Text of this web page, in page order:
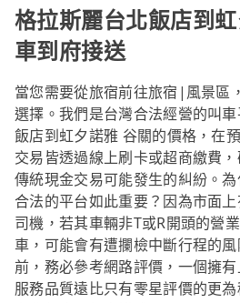
格拉斯麗台北飯店到
車到府接送
當您需要從旅宿前往旅宿|風景
選擇。我們是台灣合法經營的叫
飯店到虹夕諾雅 谷關的價格，在
交易皆透過線上刷卡或超商繳費
傳統現金交易可能發生的糾紛。
合法的平台如此重要？因為市面
司機，若其車輛非T或R開頭的營
車，可能會有遭攔檢中斷行程的
前，務必參考網路評價，一個擁
服務品質遠比只有零星評價的更